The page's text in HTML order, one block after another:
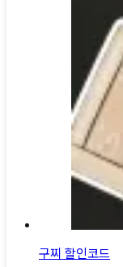
구찌 할인코드